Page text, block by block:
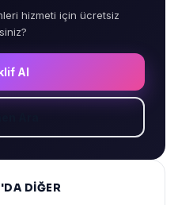
hizmeti için ücretsiz
Al
DIĞER